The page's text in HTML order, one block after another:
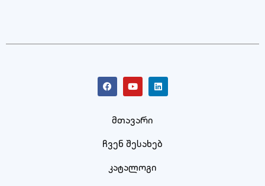
მთავარი
ჩვენ შესახებ
კატალოგი